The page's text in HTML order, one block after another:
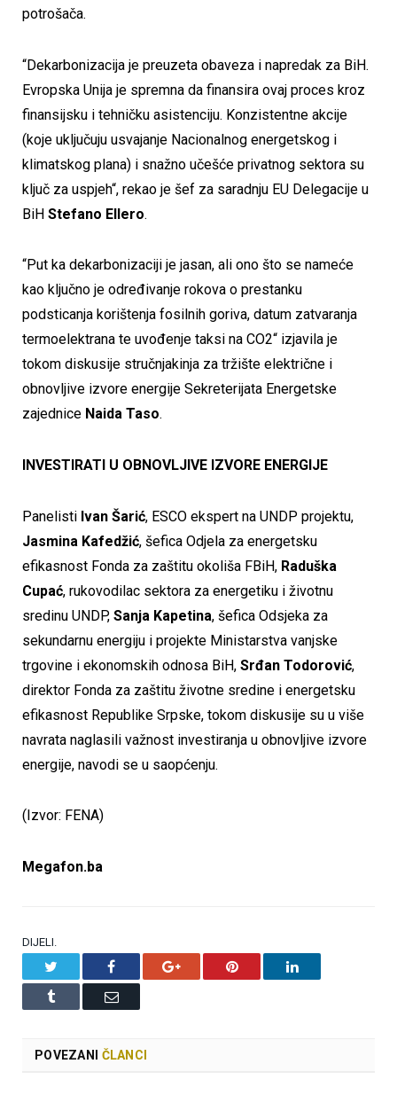
potrošača.
“Dekarbonizacija je preuzeta obaveza i napredak za BiH.
Evropska Unija je spremna da finansira ovaj proces kroz
finansijsku i tehničku asistenciju. Konzistentne akcije
(koje uključuju usvajanje Nacionalnog energetskog i
klimatskog plana) i snažno učešće privatnog sektora su
ključ za uspjeh“, rekao je šef za saradnju EU Delegacije u
BiH Stefano Ellero.
“Put ka dekarbonizaciji je jasan, ali ono što se nameće
kao ključno je određivanje rokova o prestanku
podsticanja korištenja fosilnih goriva, datum zatvaranja
termoelektrana te uvođenje taksi na CO2“ izjavila je
tokom diskusije stručnjakinja za tržište električne i
obnovljive izvore energije Sekreterijata Energetske
zajednice Naida Taso.
INVESTIRATI U OBNOVLJIVE IZVORE ENERGIJE
Panelisti Ivan Šarić, ESCO ekspert na UNDP projektu,
Jasmina Kafedžić, šefica Odjela za energetsku
efikasnost Fonda za zaštitu okoliša FBiH, Raduška
Cupać, rukovodilac sektora za energetiku i životnu
sredinu UNDP, Sanja Kapetina, šefica Odsjeka za
sekundarnu energiju i projekte Ministarstva vanjske
trgovine i ekonomskih odnosa BiH, Srđan Todorović,
direktor Fonda za zaštitu životne sredine i energetsku
efikasnost Republike Srpske, tokom diskusije su u više
navrata naglasili važnost investiranja u obnovljive izvore
energije, navodi se u saopćenju.
(Izvor: FENA)
Megafon.ba
DIJELI.
Facebook Google+ Pinterest LinkedIn
Tumblr Email
POVEZANI ČLANCI